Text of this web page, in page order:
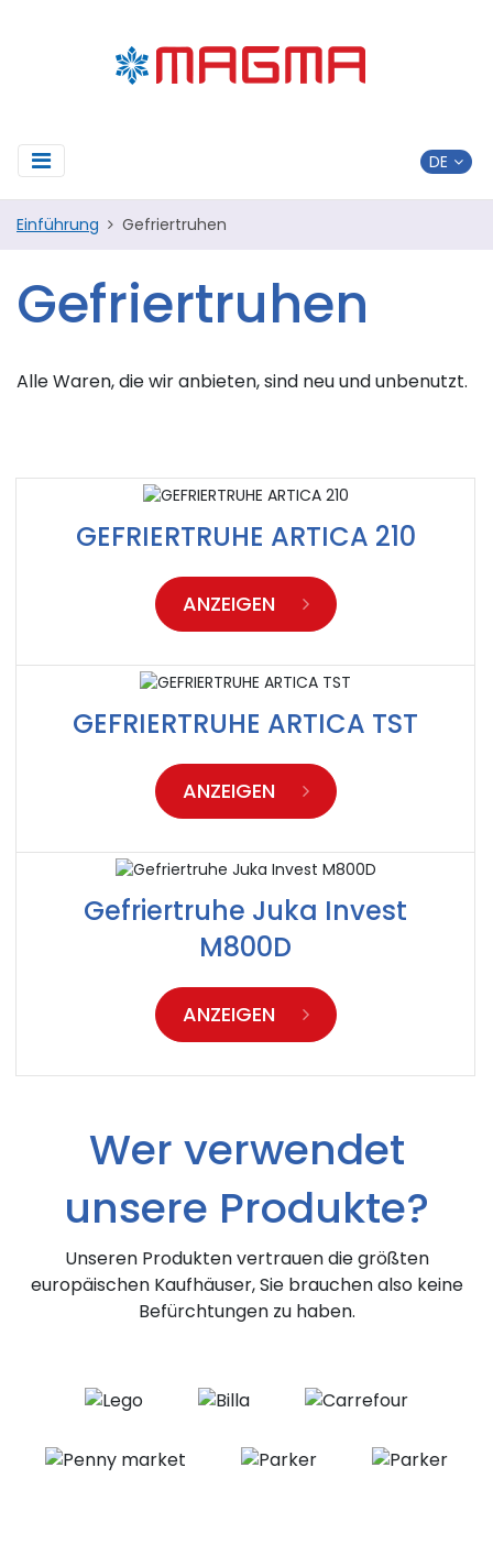
Einführung Gefriertruhen
Gefriertruhen
Alle Waren, die wir anbieten, sind neu und unbenutzt.
GEFRIERTRUHE ARTICA 210
ANZEIGEN
GEFRIERTRUHE ARTICA TST
ANZEIGEN
Gefriertruhe Juka Invest
M800D
ANZEIGEN
Wer verwendet
unsere Produkte?
Unseren Produkten vertrauen die größten
europäischen Kaufhäuser, Sie brauchen also keine
Befürchtungen zu haben.